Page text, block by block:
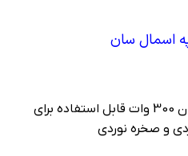
چراغ پیشانی 2 لامپه اسمال سان 300 وات قابل استفاده برای
و صخره نوردی